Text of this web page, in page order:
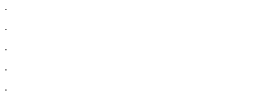
.
.
.
.
.